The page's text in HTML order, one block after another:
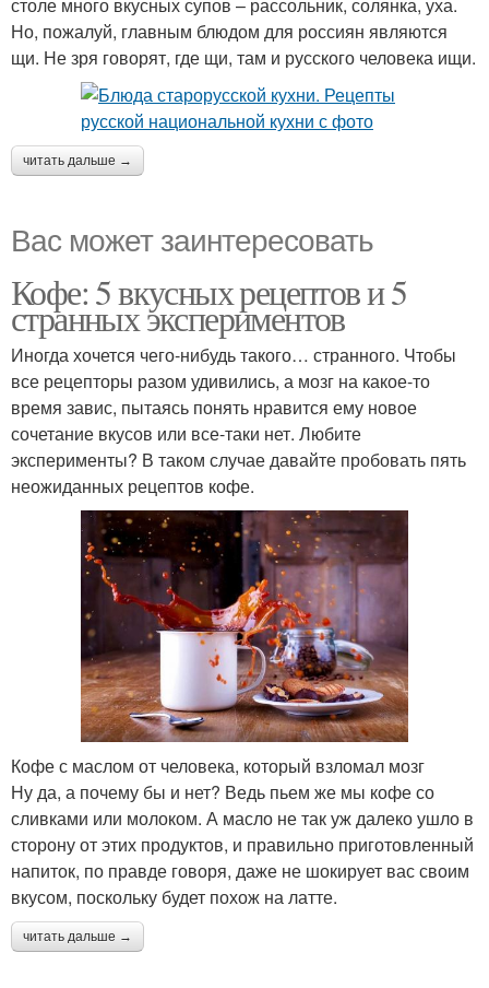
Но, пожалуй, главным блюдом для россиян являются
щи. Не зря говорят, где щи, там и русского человека ищи.
читать дальше →
Вас может заинтересовать
Кофе: 5 вкусных рецептов и 5
странных экспериментов
Иногда хочется чего-нибудь такого… странного. Чтобы
все рецепторы разом удивились, а мозг на какое-то
время завис, пытаясь понять нравится ему новое
сочетание вкусов или все-таки нет. Любите
эксперименты? В таком случае давайте пробовать пять
неожиданных рецептов кофе.
Кофе с маслом от человека, который взломал мозг
Ну да, а почему бы и нет? Ведь пьем же мы кофе со
сливками или молоком. А масло не так уж далеко ушло в
сторону от этих продуктов, и правильно приготовленный
напиток, по правде говоря, даже не шокирует вас своим
вкусом, поскольку будет похож на латте.
читать дальше →